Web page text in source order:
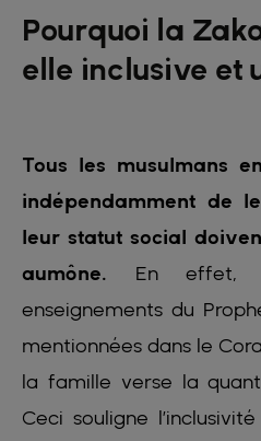
Pourquoi la
elle inclusive et
Tous les musulmans
indépendamment de
leur statut social
aumône. En effet,
enseignements du
mentionnées dans le
la famille verse la
Ceci souligne